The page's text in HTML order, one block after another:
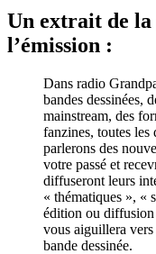
Un extrait de la
l’émission :
Dans radio
bandes dessinées,
mainstream, des
fanzines, toutes les
parlerons des
votre passé et
diffuseront leurs
« thématiques », «
édition ou
vous aiguillera vers
bande dessinée.